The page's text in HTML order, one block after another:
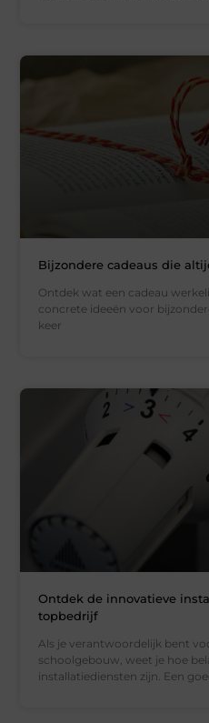
Bijzondere cadeaus die
Ontdek wat een cadeau
concrete ideeën voor
keer
Ontdek de innovatieve
topbedrijf
Als je verantwoordelijk bent
schoolgebouw, weet je hoe
installatiediensten zijn. Een